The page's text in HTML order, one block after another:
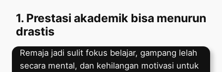
1. Prestasi akademik bisa menurun
drastis
Remaja jadi sulit fokus belajar, gampang lelah
secara mental, dan kehilangan motivasi untuk